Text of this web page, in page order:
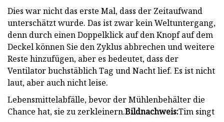
Dies war nicht das erste Mal, dass der Zeitaufwand
unterschätzt wurde. Das ist zwar kein Weltuntergang,
denn durch einen Doppelklick auf den Knopf auf dem
Deckel können Sie den Zyklus abbrechen und weitere
Reste hinzufügen, aber es bedeutet, dass der
Ventilator buchstäblich Tag und Nacht lief. Es ist nicht
laut, aber auch nicht leise.
Lebensmittelabfälle, bevor der Mühlenbehälter die
Chance hat, sie zu zerkleinern.Bildnachweis:Tim singt